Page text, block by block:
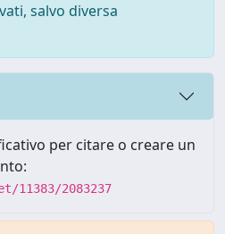
salvo diversa
per citare o creare un
2083237